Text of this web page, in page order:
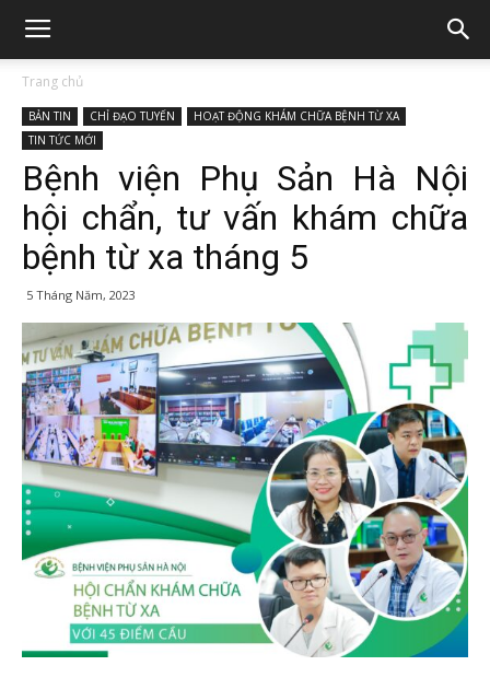
Trang chủ
BẢN TIN CHỈ ĐẠO TUYẾN
HOẠT ĐỘNG KHÁM CHỮA BỆNH TỪ XA
TIN TỨC MỚI
Bệnh viện Phụ Sản Hà Nội
hội chẩn, tư vấn khám chữa
bệnh từ xa tháng 5
5 Tháng Năm, 2023